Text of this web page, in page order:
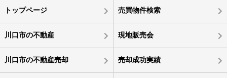
トップページ 売買物件検索
川口市の不動産 現地販売会
川口市の不動産売却 売却成功実績